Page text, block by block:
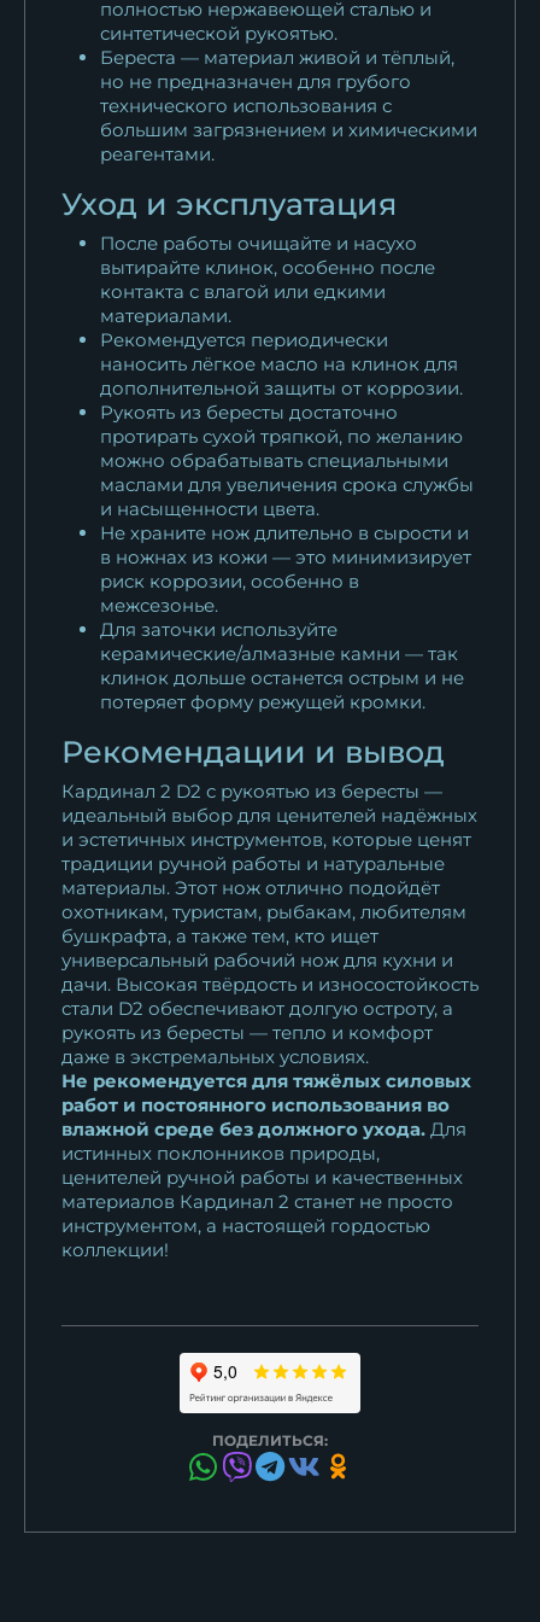
полностью нержавеющей сталью и
синтетической рукоятью.
Береста — материал живой и тёплый,
но не предназначен для грубого
технического использования с
большим загрязнением и химическими
реагентами.
Уход и эксплуатация
После работы очищайте и насухо
вытирайте клинок, особенно после
контакта с влагой или едкими
материалами.
Рекомендуется периодически
наносить лёгкое масло на клинок для
дополнительной защиты от коррозии.
Рукоять из бересты достаточно
протирать сухой тряпкой, по желанию
можно обрабатывать специальными
маслами для увеличения срока службы
и насыщенности цвета.
Не храните нож длительно в сырости и
в ножнах из кожи — это минимизирует
риск коррозии, особенно в
межсезонье.
Для заточки используйте
керамические/алмазные камни — так
клинок дольше останется острым и не
потеряет форму режущей кромки.
Рекомендации и вывод
Кардинал 2 D2 с рукоятью из бересты —
идеальный выбор для ценителей надёжных
и эстетичных инструментов, которые ценят
традиции ручной работы и натуральные
материалы. Этот нож отлично подойдёт
охотникам, туристам, рыбакам, любителям
бушкрафта, а также тем, кто ищет
универсальный рабочий нож для кухни и
дачи. Высокая твёрдость и износостойкость
стали D2 обеспечивают долгую остроту, а
рукоять из бересты — тепло и комфорт
даже в экстремальных условиях.
Не рекомендуется для тяжёлых силовых
работ и постоянного использования во
влажной среде без должного ухода. Для
истинных поклонников природы,
ценителей ручной работы и качественных
материалов Кардинал 2 станет не просто
инструментом, а настоящей гордостью
коллекции!
ПОДЕЛИТЬСЯ: